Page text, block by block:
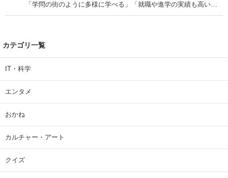
「学問の街のように多様に学べる」「就職や進学の実績も高い」
| 大学 ねとらぼリサーチ
カテゴリ一覧
IT・科学
エンタメ
おかね
カルチャー・アート
クイズ